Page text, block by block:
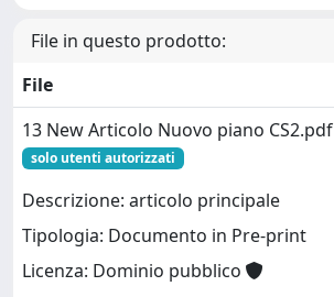
File in questo prodotto:
File
13 New Articolo Nuovo piano CS2.pdf
solo utenti autorizzati
Descrizione: articolo principale
Tipologia: Documento in Pre-print
Licenza: Dominio pubblico